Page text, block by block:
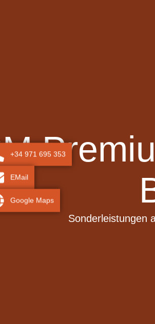
Sonderleistungen
+34 971 695 353
EMail
Google Maps